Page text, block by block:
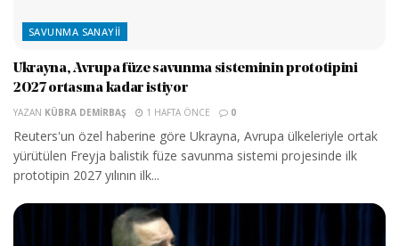
SAVUNMA SANAYII
Ukrayna, Avrupa füze savunma sisteminin prototipini
2027 ortasına kadar istiyor
YAZAN KÜBRA DEMIRBAŞ 1 HAFTA ÖNCE 0
Reuters'un özel haberine göre Ukrayna, Avrupa ülkeleriyle ortak
yürütülen Freyja balistik füze savunma sistemi projesinde ilk
prototipin 2027 yılının ilk...